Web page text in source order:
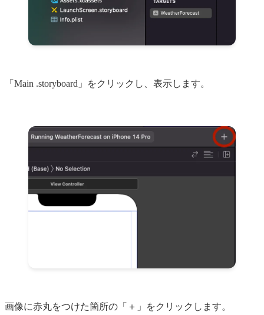
「Main .storyboard」をクリックし、表示します。
画像に赤丸をつけた箇所の「＋」をクリックします。